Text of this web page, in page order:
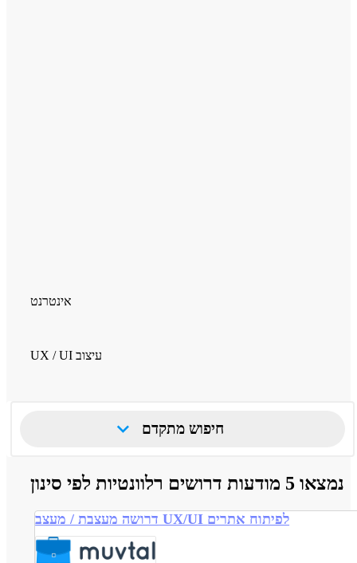
אינטרנט
UX / UI עיצוב
חיפוש מתקדם
נמצאו 5 מודעות דרושים רלוונטיות לפי סינון
דרושה מעצבת / מעצב UX/UI לפיתוח אתרים